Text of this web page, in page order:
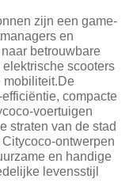
zijn een game-
en
betrouwbare
scooters
mobiliteit.De
compacte
voertuigen
straten van de stad
ontwerpen
en handige
levensstijl